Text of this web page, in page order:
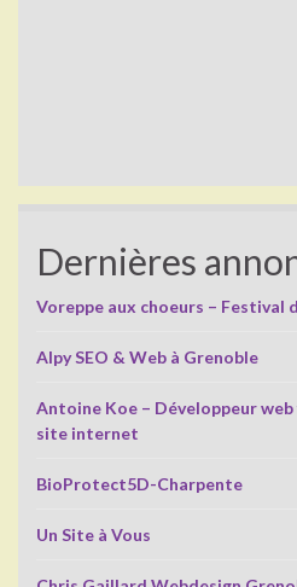
Dernières
Voreppe aux choeurs – Festival
Alpy SEO & Web à Grenoble
Antoine Koe – Développeur
site internet
BioProtect5D-Charpente
Un Site à Vous